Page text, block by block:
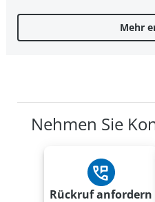
Mehr
Nehmen Sie
Rückruf anfordern